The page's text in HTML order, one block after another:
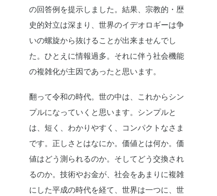
の回答例を提示しました。結果、宗教的・歴
史的対立は深まり、世界のイデオロギーは争
いの螺旋から抜けることが出来ませんでし
た。ひとえに情報過多。それに伴う社会機能
の複雑化が主因であったと思います。
翻って令和の時代。世の中は、これからシン
プルになっていくと思います。シンプルと
は、短く、わかりやすく、コンパクトなさま
です。正しさとはなにか。価値とは何か。価
値はどう測られるのか。そしてどう交換され
るのか。技術やお金が、社会をあまりに複雑
にした平成の時代を経て、世界は一つに、世